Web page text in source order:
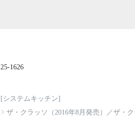
25-1626
[システムキッチン]
ザ・クラッソ（2016年8月発売）
／ザ・ク